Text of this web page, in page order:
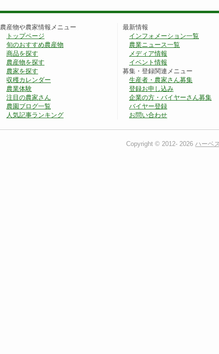
農産物や農家情報メニュー
トップページ
旬のおすすめ農産物
商品を探す
農産物を探す
農家を探す
収穫カレンダー
農業体験
注目の農家さん
農園ブログ一覧
人気記事ランキング
最新情報
インフォメーション一覧
農業ニュース一覧
メディア情報
イベント情報
募集・登録関連メニュー
生産者・農家さん募集
登録お申し込み
企業の方・バイヤーさん募集
バイヤー登録
お問い合わせ
Copyright © 2012-2026ハーベ